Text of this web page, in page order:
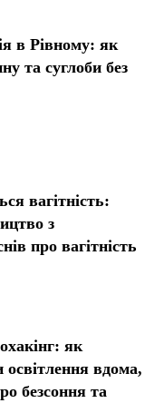
в Рівному: як
та суглоби без
вагітність:
з
про вагітність
як
вдома,
безсоння та